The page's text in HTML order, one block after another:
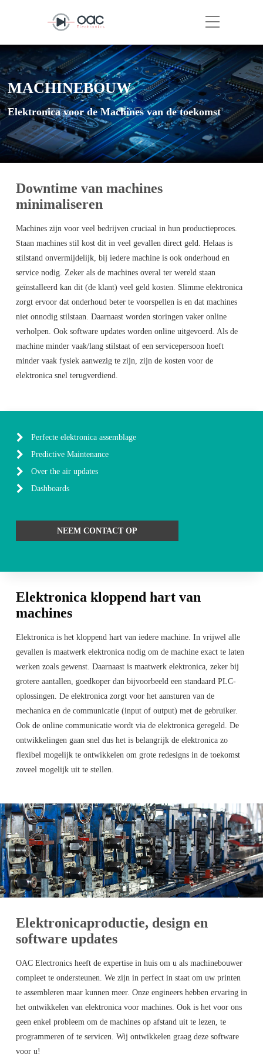
MACHINEBOUW
Elektronica voor de Machines van de toekomst
Downtime van machines
minimaliseren
Machines zijn voor veel bedrijven cruciaal in hun productieproces.
Staan machines stil kost dit in veel gevallen direct geld. Helaas is
stilstand onvermijdelijk, bij iedere machine is ook onderhoud en
service nodig. Zeker als de machines overal ter wereld staan
geïnstalleerd kan dit (de klant) veel geld kosten. Slimme elektronica
zorgt ervoor dat onderhoud beter te voorspellen is en dat machines
niet onnodig stilstaan. Daarnaast worden storingen vaker online
verholpen. Ook software updates worden online uitgevoerd. Als de
machine minder vaak/lang stilstaat of een servicepersoon hoeft
minder vaak fysiek aanwezig te zijn, zijn de kosten voor de
elektronica snel terugverdiend.
Perfecte elektronica assemblage
Predictive Maintenance
Over the air updates
Dashboards
NEEM CONTACT OP
Elektronica kloppend hart van
machines
Elektronica is het kloppend hart van iedere machine. In vrijwel alle
gevallen is maatwerk elektronica nodig om de machine exact te laten
werken zoals gewenst. Daarnaast is maatwerk elektronica, zeker bij
grotere aantallen, goedkoper dan bijvoorbeeld een standaard PLC-
oplossingen. De elektronica zorgt voor het aansturen van de
mechanica en de communicatie (input of output) met de gebruiker.
Ook de online communicatie wordt via de elektronica geregeld. De
ontwikkelingen gaan snel dus het is belangrijk de elektronica zo
flexibel mogelijk te ontwikkelen om grote redesigns in de toekomst
zoveel mogelijk uit te stellen.
Elektronicaproductie, design en
software updates
OAC Electronics heeft de expertise in huis om u als machinebouwer
compleet te ondersteunen. We zijn in perfect in staat om uw printen
te assembleren maar kunnen meer. Onze engineers hebben ervaring in
het ontwikkelen van elektronica voor machines. Ook is het voor ons
geen enkel probleem om de machines op afstand uit te lezen, te
programmeren of te servicen. Wij ontwikkelen graag deze software
voor u!